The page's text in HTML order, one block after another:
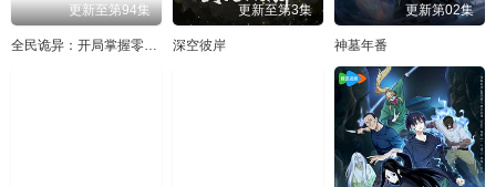
更新至第94集
全民诡异：开局掌握零元购动态漫
更新至第3集
深空彼岸
更新第02集
神墓年番